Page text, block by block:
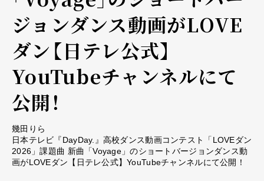
ジョンダンス動画がLOVE
ダン【日テレ公式】
YouTubeチャンネルにて
公開！
幾田りら
日本テレビ『DayDay.』高校ダンス動画コンテスト「LOVEダン
2026」課題曲 新曲「Voyage」のショートバージョンダンス動
画がLOVEダン【日テレ公式】YouTubeチャンネルにて公開！